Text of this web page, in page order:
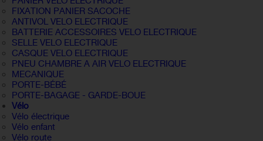
FIXATION PANIER SACOCHE
ANTIVOL VELO ELECTRIQUE
BATTERIE ACCESSOIRES VELO ELECTRIQUE
SELLE VELO ELECTRIQUE
CASQUE VELO ELECTRIQUE
PNEU CHAMBRE A AIR VELO ELECTRIQUE
MECANIQUE
PORTE-BÉBÉ
PORTE-BAGAGE - GARDE-BOUE
Vélo
Vélo électrique
Vélo enfant
Vélo route